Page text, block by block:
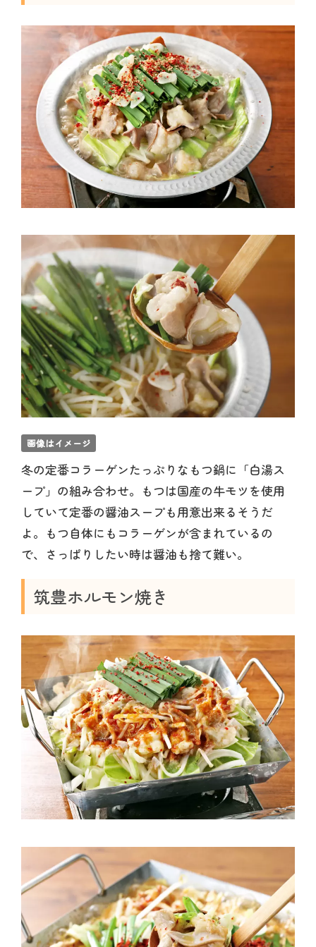
画像はイメージ
冬の定番コラーゲンたっぷりなもつ鍋に「白湯ス
ープ」の組み合わせ。もつは国産の牛モツを使用
していて定番の醤油スープも用意出来るそうだ
よ。もつ自体にもコラーゲンが含まれているの
で、さっぱりしたい時は醤油も捨て難い。
筑豊ホルモン焼き